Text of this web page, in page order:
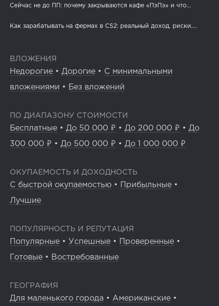
Сейчас не до ПП: почему закрываются кафе «ПэПэ» и что...
Как зарабатывать на фермах в CS2: реальный доход, риски,...
ВЛОЖЕНИЯ
Недорогие • Дорогие • С минимальными
вложениями • Без вложений
ПО ДИАПАЗОНУ СТОИМОСТИ
Бесплатные • До 50 000 ₽ • До 200 000 ₽ • До
300 000 ₽ • До 500 000 ₽ • До 1 000 000 ₽
ОКУПАЕМОСТЬ И ДОХОДНОСТЬ
С быстрой окупаемостью • Прибыльные •
Лучшие
ПОПУЛЯРНОСТЬ И РЕПУТАЦИЯ
Популярные • Успешные • Проверенные •
Готовые • Востребованные
ГЕОГРАФИЯ
Для маленького города • Американские •